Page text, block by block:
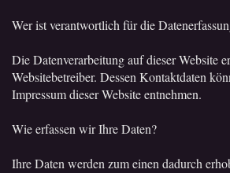
Wer ist verantwortlich für die
Die Datenverarbeitung auf dieser Website
Websitebetreiber. Dessen Kontaktdaten
Impressum dieser Website entnehmen.
Wie erfassen wir Ihre Daten?
Ihre Daten werden zum einen dadurch